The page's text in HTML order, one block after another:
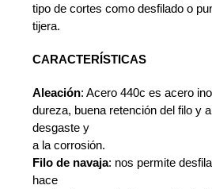
tipo de cortes como desfilado o
tijera.
CARACTERÍSTICAS
Aleación: Acero 440c es acero
dureza, buena retención del filo y
desgaste y
a la corrosión.
Filo de navaja: nos permite
hace